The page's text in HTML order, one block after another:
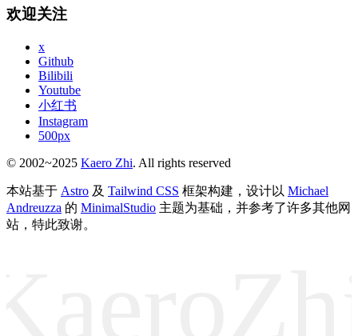
欢迎关注
x
Github
Bilibili
Youtube
小红书
Instagram
500px
© 2002~2025 Kaero Zhi. All rights reserved
本站基于 Astro 及 Tailwind CSS 框架构建，设计以 Michael
Andreuzza 的 MinimalStudio 主题为基础，并参考了许多其他网
站，特此致谢。